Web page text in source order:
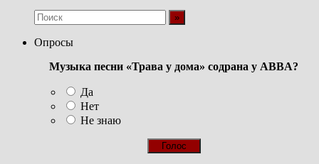
Опросы
Музыка песни «Трава у дома» содрана у ABBA?
Да
Нет
Не знаю